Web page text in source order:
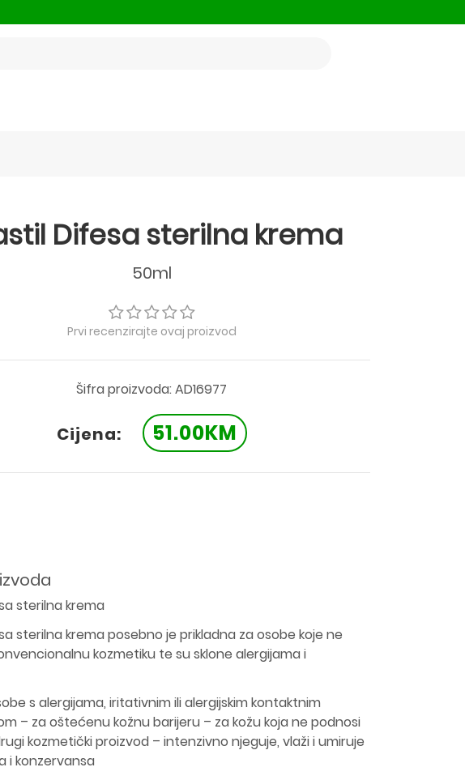
Difesa sterilna krema
50ml
Prvi recenzirajte ovaj proizvod
Šifra proizvoda: AD16977
Cijena: 51.00KM
sterilna krema
sterilna krema posebno je prikladna za osobe koje ne
kozmetiku te su sklone alergijama i
s alergijama, iritativnim ili alergijskim kontaktnim
– za oštećenu kožnu barijeru – za kožu koja ne podnosi
kozmetički proizvod – intenzivno njeguje, vlaži i umiruje
i konzervansa